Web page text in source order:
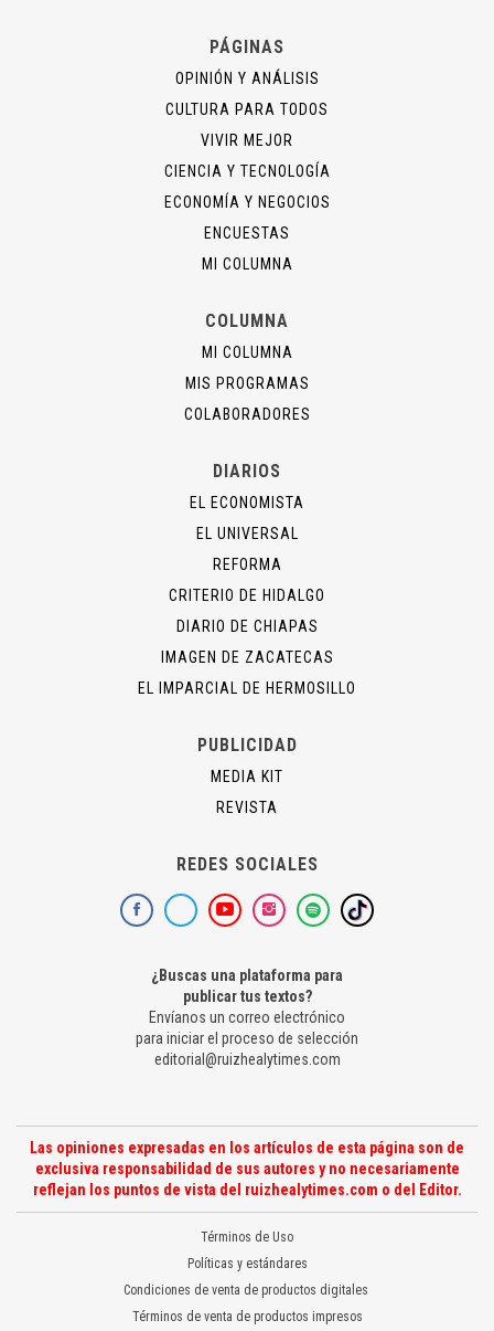
PÁGINAS
OPINIÓN Y ANÁLISIS
CULTURA PARA TODOS
VIVIR MEJOR
CIENCIA Y TECNOLOGÍA
ECONOMÍA Y NEGOCIOS
ENCUESTAS
MI COLUMNA
COLUMNA
MI COLUMNA
MIS PROGRAMAS
COLABORADORES
DIARIOS
EL ECONOMISTA
EL UNIVERSAL
REFORMA
CRITERIO DE HIDALGO
DIARIO DE CHIAPAS
IMAGEN DE ZACATECAS
EL IMPARCIAL DE HERMOSILLO
PUBLICIDAD
MEDIA KIT
REVISTA
REDES SOCIALES
¿Buscas una plataforma para
publicar tus textos?
Envíanos un correo electrónico
para iniciar el proceso de selección
editorial@ruizhealytimes.com
Las opiniones expresadas en los artículos de esta página son de
exclusiva responsabilidad de sus autores y no necesariamente
reflejan los puntos de vista del ruizhealytimes.com o del Editor.
Términos de Uso
Políticas y estándares
Condiciones de venta de productos digitales
Términos de venta de productos impresos